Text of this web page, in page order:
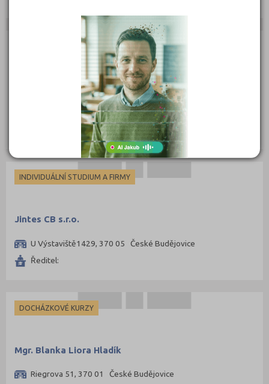
INDIVIDUÁLNÍ STUDIUM A FIRMY
Jazyková škola CIZINKA Mgr. Barbara Štrejnová
Zavadilka 2504, 37005 České Budějovice
INDIVIDUÁLNÍ STUDIUM A FIRMY
Jintes CB s.r.o.
U Výstaviště1429, 370 05 České Budějovice
Ředitel:
DOCHÁZKOVÉ KURZY
Mgr. Blanka Liora Hladík
Riegrova 51, 370 01 České Budějovice